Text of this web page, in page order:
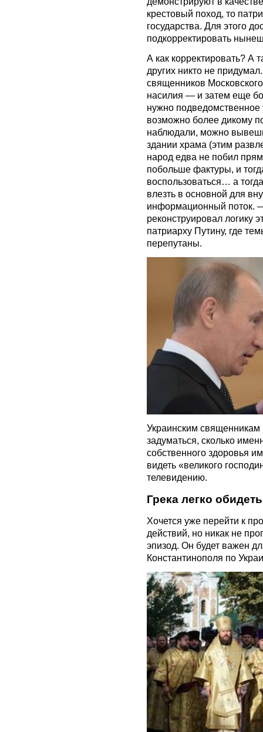
крестовый поход, то
государства. Для этого
подкорректировать
А как корректировать? А
других никто не
священников
насилия — и затем еще
нужно подведомственное
возможно более дикому
наблюдали, можно
здании храма (этим
народ едва не побил
побольше фактуры, и
воспользоваться… а
влезть в основной для
информационный поток.
реконструировал логику
патриарху Путину, где
перепутаны.
Украинским священникам
задуматься, сколько
собственного здоровья
видеть «великого
телевидению.
Грека легко обидеть
Хочется уже перейти к
действий, но никак не
эпизод. Он будет важен
Константинополя по